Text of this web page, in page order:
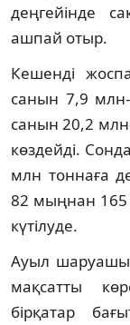
деңгейінде
ашпай отыр.
Кешенді
санын 7,9
санын 20,2
көздейді.
млн тоннаға
82 мыңнан 165
күтілуде.
Ауыл
мақсатты
бірқатар